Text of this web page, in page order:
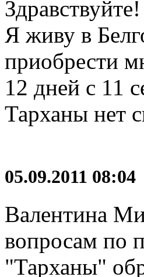
Здравствуйте!
Я живу в
приобрести
12 дней с 11
Тарханы нет
05.09.2011
Валентина
вопросам по
"Тарханы"